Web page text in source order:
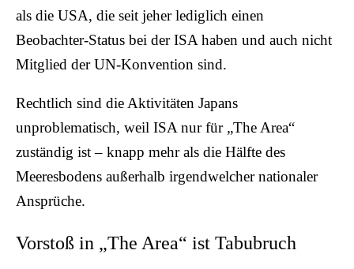
als die USA, die seit jeher lediglich einen
Beobachter-Status bei der ISA haben und auch nicht
Mitglied der UN-Konvention sind.
Rechtlich sind die Aktivitäten Japans
unproblematisch, weil ISA nur für „The Area“
zuständig ist – knapp mehr als die Hälfte des
Meeresbodens außerhalb irgendwelcher nationaler
Ansprüche.
Vorstoß in „The Area“ ist Tabubruch